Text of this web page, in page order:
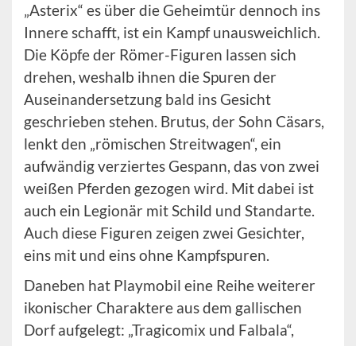
„Asterix“ es über die Geheimtür dennoch ins
Innere schafft, ist ein Kampf unausweichlich.
Die Köpfe der Römer-Figuren lassen sich
drehen, weshalb ihnen die Spuren der
Auseinandersetzung bald ins Gesicht
geschrieben stehen. Brutus, der Sohn Cäsars,
lenkt den „römischen Streitwagen“, ein
aufwändig verziertes Gespann, das von zwei
weißen Pferden gezogen wird. Mit dabei ist
auch ein Legionär mit Schild und Standarte.
Auch diese Figuren zeigen zwei Gesichter,
eins mit und eins ohne Kampfspuren.
Daneben hat Playmobil eine Reihe weiterer
ikonischer Charaktere aus dem gallischen
Dorf aufgelegt: „Tragicomix und Falbala“,